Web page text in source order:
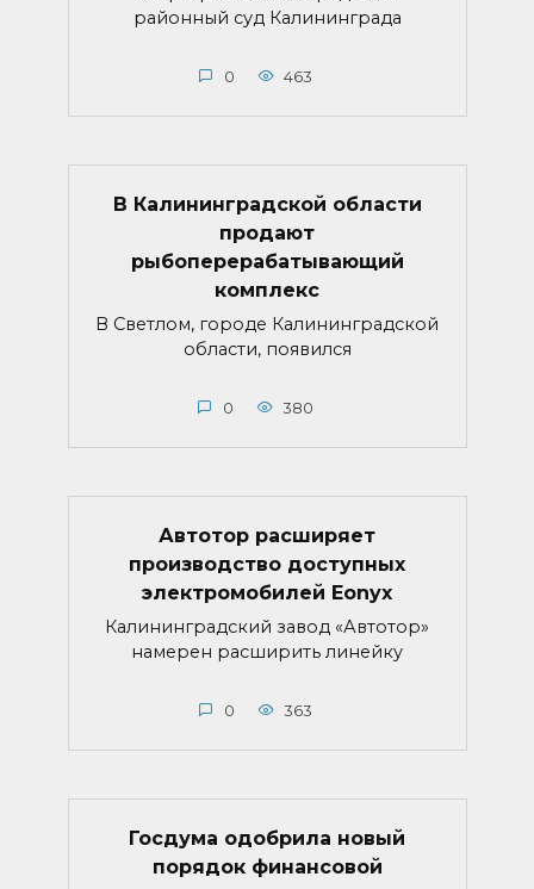
районный суд Калининграда
0 463
В Калининградской области
продают
рыбоперерабатывающий
комплекс
В Светлом, городе Калининградской
области, появился
0 380
Автотор расширяет
производство доступных
электромобилей Eonyx
Калининградский завод «Автотор»
намерен расширить линейку
0 363
Госдума одобрила новый
порядок финансовой